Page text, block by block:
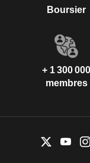
Boursier
+ 1 300 000
membres